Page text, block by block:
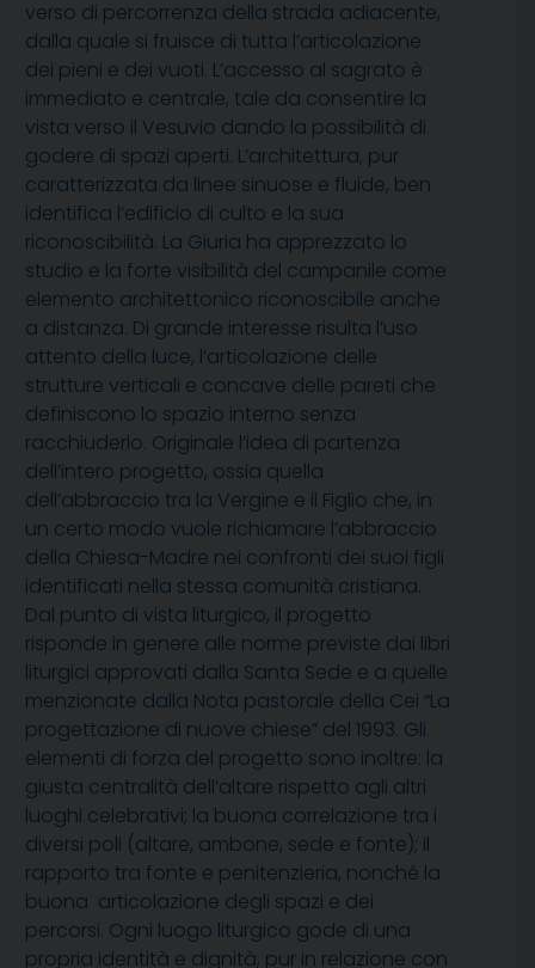
verso di percorrenza della strada adiacente,
dalla quale si fruisce di tutta l’articolazione
dei pieni e dei vuoti. L’accesso al sagrato è
immediato e centrale, tale da consentire la
vista verso il Vesuvio dando la possibilità di
godere di spazi aperti. L’architettura, pur
caratterizzata da linee sinuose e fluide, ben
identifica l’edificio di culto e la sua
riconoscibilità. La Giuria ha apprezzato lo
studio e la forte visibilità del campanile come
elemento architettonico riconoscibile anche
a distanza. Di grande interesse risulta l’uso
attento della luce, l’articolazione delle
strutture verticali e concave delle pareti che
definiscono lo spazio interno senza
racchiuderlo. Originale l’idea di partenza
dell’intero progetto, ossia quella
dell’abbraccio tra la Vergine e il Figlio che, in
un certo modo vuole richiamare l’abbraccio
della Chiesa-Madre nei confronti dei suoi figli
identificati nella stessa comunità cristiana.
Dal punto di vista liturgico, il progetto
risponde in genere alle norme previste dai libri
liturgici approvati dalla Santa Sede e a quelle
menzionate dalla Nota pastorale della Cei “La
progettazione di nuove chiese” del 1993. Gli
elementi di forza del progetto sono inoltre: la
giusta centralità dell’altare rispetto agli altri
luoghi celebrativi; la buona correlazione tra i
diversi poli (altare, ambone, sede e fonte); il
rapporto tra fonte e penitenzieria, nonché la
buona articolazione degli spazi e dei
percorsi. Ogni luogo liturgico gode di una
propria identità e dignità, pur in relazione con